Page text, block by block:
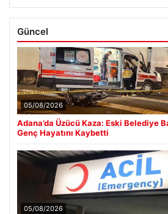
Güncel
05/08/2026
Adana’da Üzücü Kaza: Eski Belediye
Genç Hayatını Kaybetti
05/08/2026